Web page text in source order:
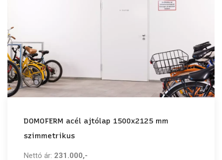
DOMOFERM acél ajtólap 1500x2125 mm
szimmetrikus
Nettó ár: 231.000,-